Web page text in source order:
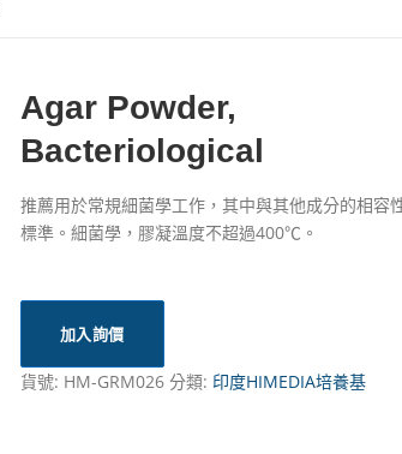
Agar Powder,
Bacteriological
推薦用於常規細菌學工作，其中與其他成分的相容
標準。細菌學，膠凝溫度不超過400℃。
加入詢價
貨號: HM-GRM026 分類: 印度HIMEDIA培養基